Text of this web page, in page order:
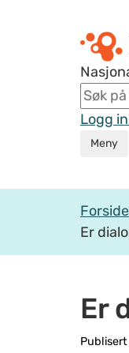
Logg
Meny
Er
Er